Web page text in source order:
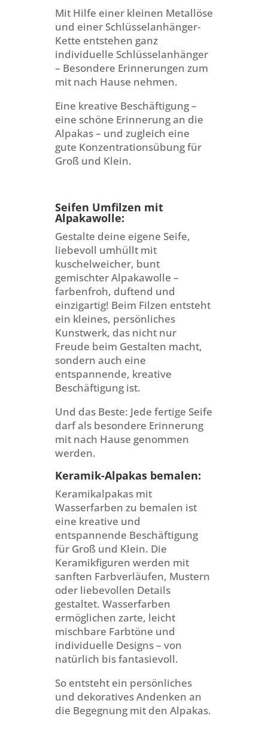
Mit Hilfe einer kleinen Metallöse
und einer Schlüsselanhänger-
Kette entstehen ganz
individuelle Schlüsselanhänger
– Besondere Erinnerungen zum
mit nach Hause nehmen.
Eine kreative Beschäftigung –
eine schöne Erinnerung an die
Alpakas – und zugleich eine
gute Konzentrationsübung für
Groß und Klein.
Seifen Umfilzen mit
Alpakawolle:
Gestalte deine eigene Seife,
liebevoll umhüllt mit
kuschelweicher, bunt
gemischter Alpakawolle –
farbenfroh, duftend und
einzigartig! Beim Filzen entsteht
ein kleines, persönliches
Kunstwerk, das nicht nur
Freude beim Gestalten macht,
sondern auch eine
entspannende, kreative
Beschäftigung ist.
Und das Beste: Jede fertige Seife
darf als besondere Erinnerung
mit nach Hause genommen
werden.
Keramik-Alpakas bemalen:
Keramikalpakas mit
Wasserfarben zu bemalen ist
eine kreative und
entspannende Beschäftigung
für Groß und Klein. Die
Keramikfiguren werden mit
sanften Farbverläufen, Mustern
oder liebevollen Details
gestaltet. Wasserfarben
ermöglichen zarte, leicht
mischbare Farbtöne und
individuelle Designs – von
natürlich bis fantasievoll.
So entsteht ein persönliches
und dekoratives Andenken an
die Begegnung mit den Alpakas.